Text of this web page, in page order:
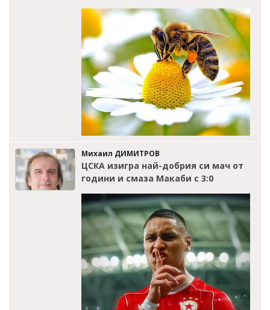
Михаил ДИМИТРОВ
ЦСКА изигра най-добрия си мач от
години и смаза Макаби с 3:0